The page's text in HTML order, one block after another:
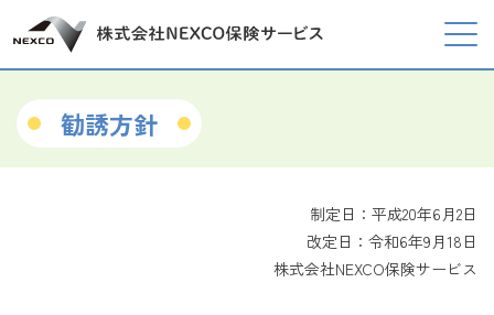
勧誘方針
制定日：平成20年6月2日
改定日：令和6年9月18日
株式会社NEXCO保険サービス